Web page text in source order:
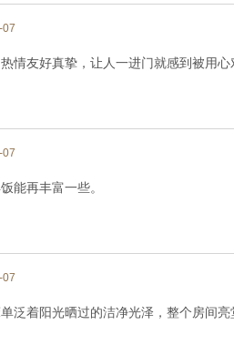
07
情友好真挚，让人一进门就感到被用心
07
能再丰富一些。
07
泛着阳光晒过的洁净光泽，整个房间亮